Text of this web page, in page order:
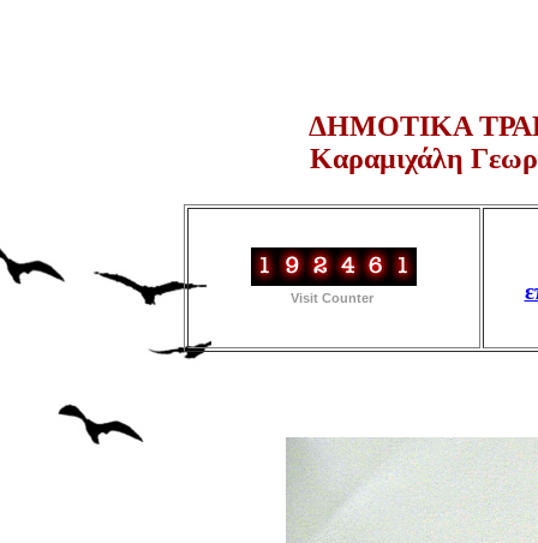
ΔΗΜΟΤΙΚΑ
Καραμιχάλη
Visit Counter